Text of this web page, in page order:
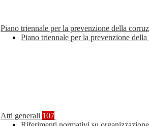
Piano triennale per la prevenzione della
Piano triennale per la prevenzione
Atti generali 107